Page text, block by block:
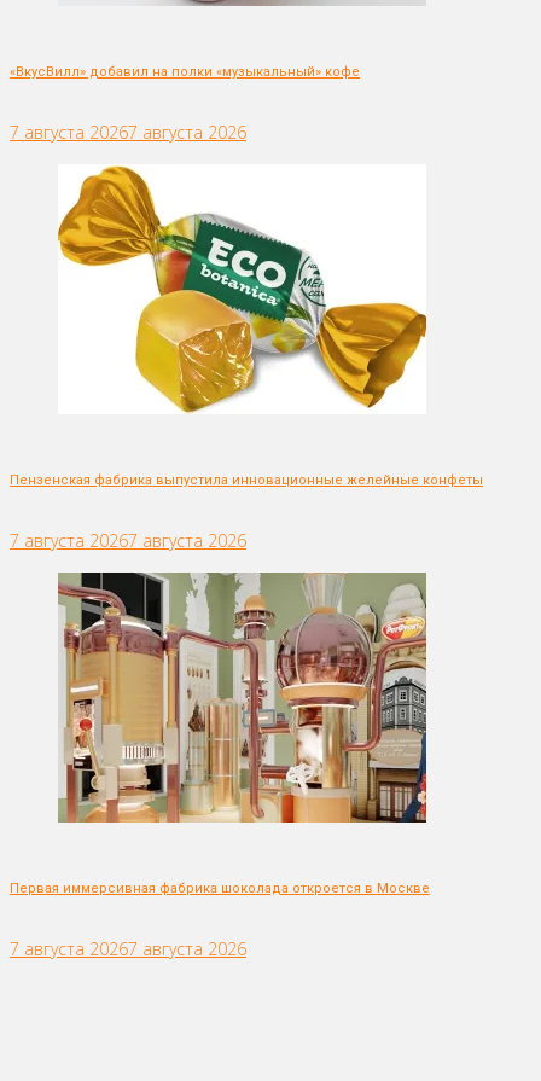
«ВкусВилл» добавил на полки «музыкальный» кофе
7 августа 20267 августа 2026
Пензенская фабрика выпустила инновационные желейные конфеты
7 августа 20267 августа 2026
Первая иммерсивная фабрика шоколада откроется в Москве
7 августа 20267 августа 2026